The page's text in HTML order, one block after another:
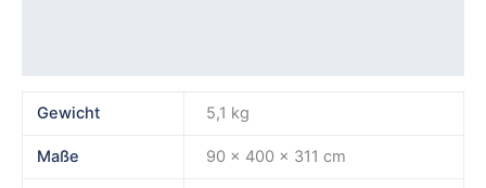
Gewicht 5,1 kg
Maße 90 × 400 × 311 cm